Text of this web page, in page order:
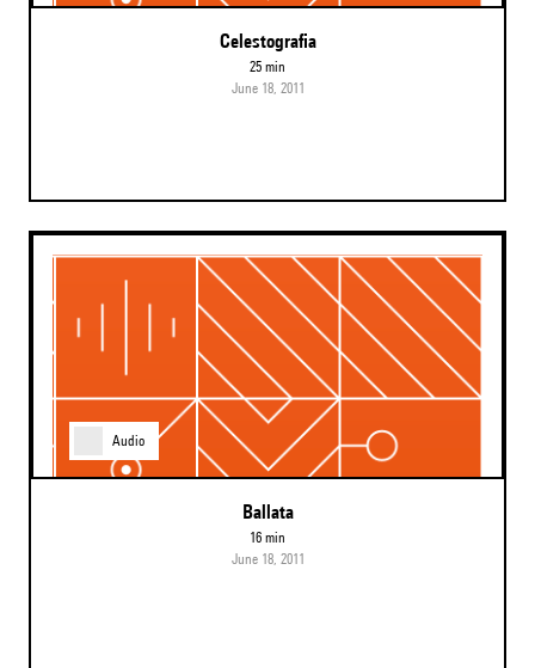
Celestografia
25 min
June 18, 2011
Audio
Ballata
16 min
June 18, 2011